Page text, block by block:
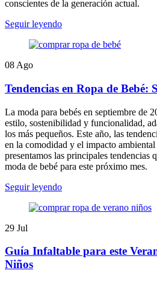
conscientes de la generación actual.
Seguir leyendo
08 Ago
Tendencias en Ropa de Bebé:
La moda para bebés en septiembre de
estilo, sostenibilidad y funcionalidad,
los más pequeños. Este año, las
en la comodidad y el impacto
presentamos las principales tendencias
moda de bebé para este próximo mes.
Seguir leyendo
29 Jul
Guía Infaltable para este
Niños